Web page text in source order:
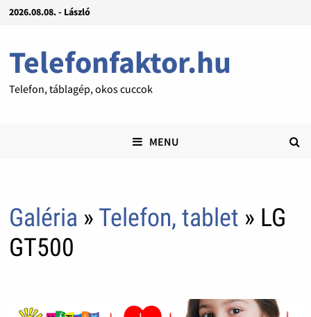
2026.08.08. - László
Telefonfaktor.hu
Telefon, táblagép, okos cuccok
MENU
Galéria » Telefon, tablet » LG
GT500